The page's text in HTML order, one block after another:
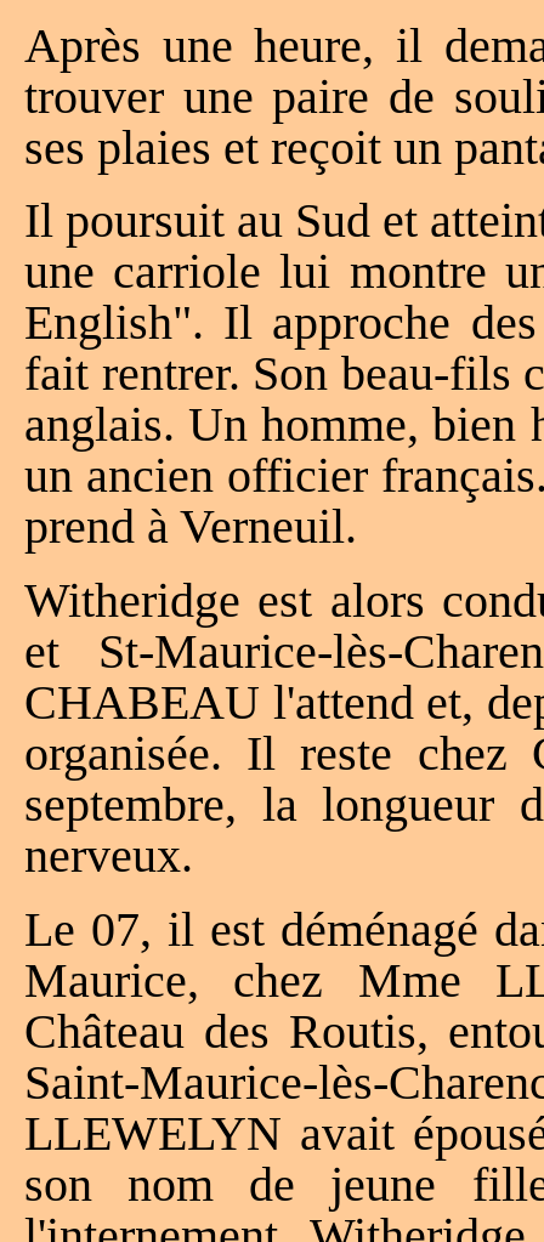
Après une heure, il
trouver une paire de
ses plaies et reçoit un
Il poursuit au Sud et
une carriole lui montre
English". Il approche
fait rentrer. Son beau-fils
anglais. Un homme, bien
un ancien officier
prend à Verneuil.
Witheridge est alors
et St-Maurice-lès-
CHABEAU l'attend et,
organisée. Il reste
septembre, la longueur
nerveux.
Le 07, il est déménagé
Maurice, chez Mme
Château des Routis,
Saint-Maurice-lès-
LLEWELYN avait
son nom de jeune